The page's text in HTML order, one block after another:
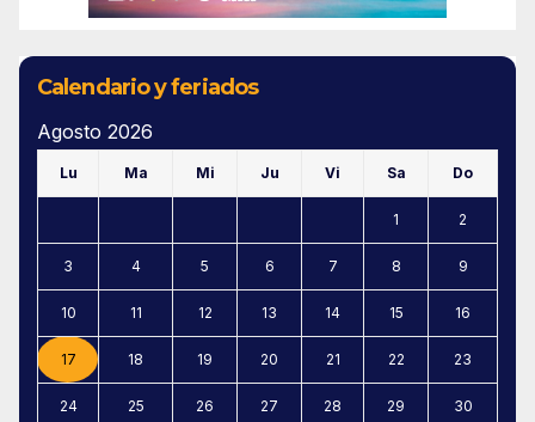
Calendario y feriados
Agosto 2026
Lu Ma Mi Ju Vi Sa Do
1 2
3 4 5 6 7 8 9
10 11 12 13 14 15 16
17 18 19 20 21 22 23
24 25 26 27 28 29 30